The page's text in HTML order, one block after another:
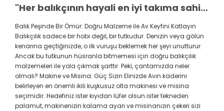
"Her balıkçının hayali en iyi takıma sahip olmaktır. Peki, bütçeyi sarsmayan, uygun fiyatlı malzemeler var mı? Kaliteden ödün vermeden ucuz ve kaliteli balıkçılık malzemeleri nereden bulunur sorusunun cevabı Tsunami Balıkçılık blog yazımızda!"
Balık Peşinde Bir Ömür: Doğru Malzeme ile Av Keyfini Katlayın
Balıkçılık sadece bir hobi değil, bir tutkudur. Denizin veya gölün
kenarına geçtiğinizde, o ilk vuruşu beklemek her şeyi unutturur.
Ancak bu tutkunun hüsranla bitmemesi için doğru balıkçılık
malzemeleri ile yola çıkmak şarttır. Peki, çantamızda neler
olmalı? Makine ve Misina: Güç Sizin Elinizde Avın kaderini
belirleyen en önemli ikili kuşkusuz olta makinesi ve misina
seçimidir. Hedefiniz ister kıyıdan lüfer olsun ister tekneden
palamut, makinenizin kalama ayarı ve misinanızın çekeri sizi